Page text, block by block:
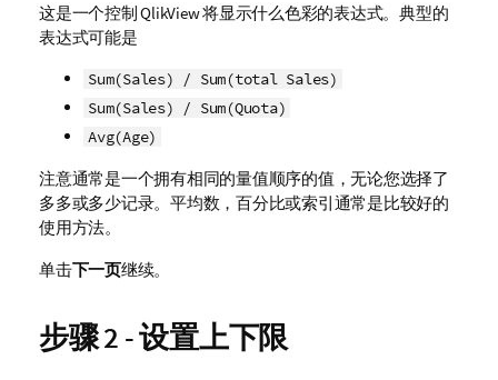
这是一个控制 QlikView 将显示什么色彩的表达式。典型的
表达式可能是
Sum(Sales) / Sum(total Sales)
Sum(Sales) / Sum(Quota)
Avg(Age)
注意通常是一个拥有相同的量值顺序的值，无论您选择了
多多或多少记录。平均数，百分比或索引通常是比较好的
使用方法。
单击下一页继续。
步骤 2 - 设置上下限